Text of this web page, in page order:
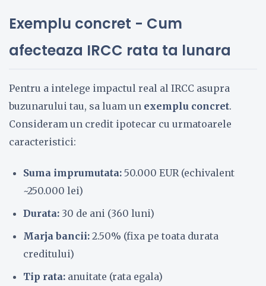
Exemplu concret - Cum
afecteaza IRCC rata ta lunara
Pentru a intelege impactul real al IRCC asupra
buzunarului tau, sa luam un exemplu concret.
Consideram un credit ipotecar cu urmatoarele
caracteristici:
Suma imprumutata: 50.000 EUR (echivalent
~250.000 lei)
Durata: 30 de ani (360 luni)
Marja bancii: 2.50% (fixa pe toata durata
creditului)
Tip rata: anuitate (rata egala)